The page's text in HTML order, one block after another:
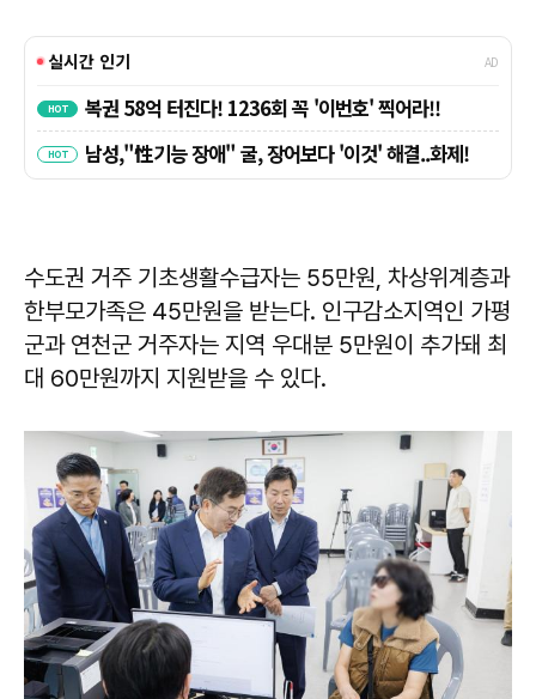
수도권 거주 기초생활수급자는 55만원, 차상위계층과
한부모가족은 45만원을 받는다. 인구감소지역인 가평
군과 연천군 거주자는 지역 우대분 5만원이 추가돼 최
대 60만원까지 지원받을 수 있다.